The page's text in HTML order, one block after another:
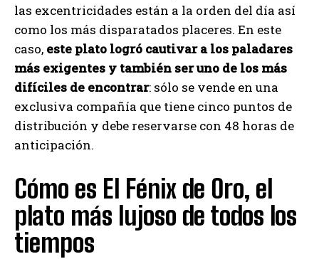
las excentricidades están a la orden del día así
como los más disparatados placeres. En este
caso, este plato logró cautivar a los paladares
más exigentes y también ser uno de los más
difíciles de encontrar: sólo se vende en una
exclusiva compañía que tiene cinco puntos de
distribución y debe reservarse con 48 horas de
anticipación.
Cómo es El Fénix de Oro, el
plato más lujoso de todos los
tiempos